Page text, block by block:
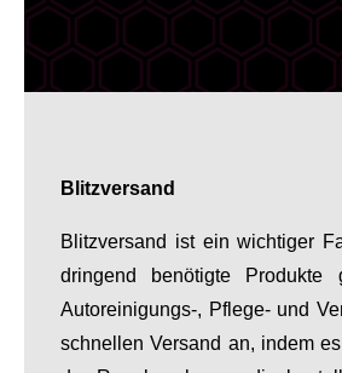
Blitzversand
Blitzversand ist ein wichtiger
dringend benötigte
Autoreinigungs-, Pflege- und
schnellen Versand an, indem